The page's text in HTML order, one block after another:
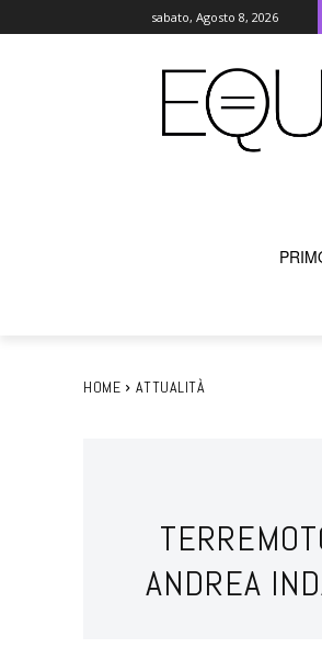
sabato, Agosto 8, 2026
HOME ATTUALITÀ
ANDREA